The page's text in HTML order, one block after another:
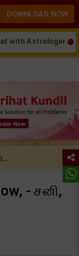
with Astrologer
- சனி,
DOWNLOAD NOW